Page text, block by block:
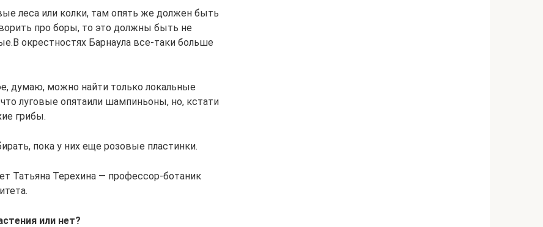
леса или колки, там опять же должен быть
про боры, то это должны быть не
окрестностях Барнаула все-таки больше
думаю, можно найти только локальные
луговые опятаили шампиньоны, но, кстати
грибы.
пока у них еще розовые пластинки.
Татьяна Терехина — профессор-ботаник
или нет?